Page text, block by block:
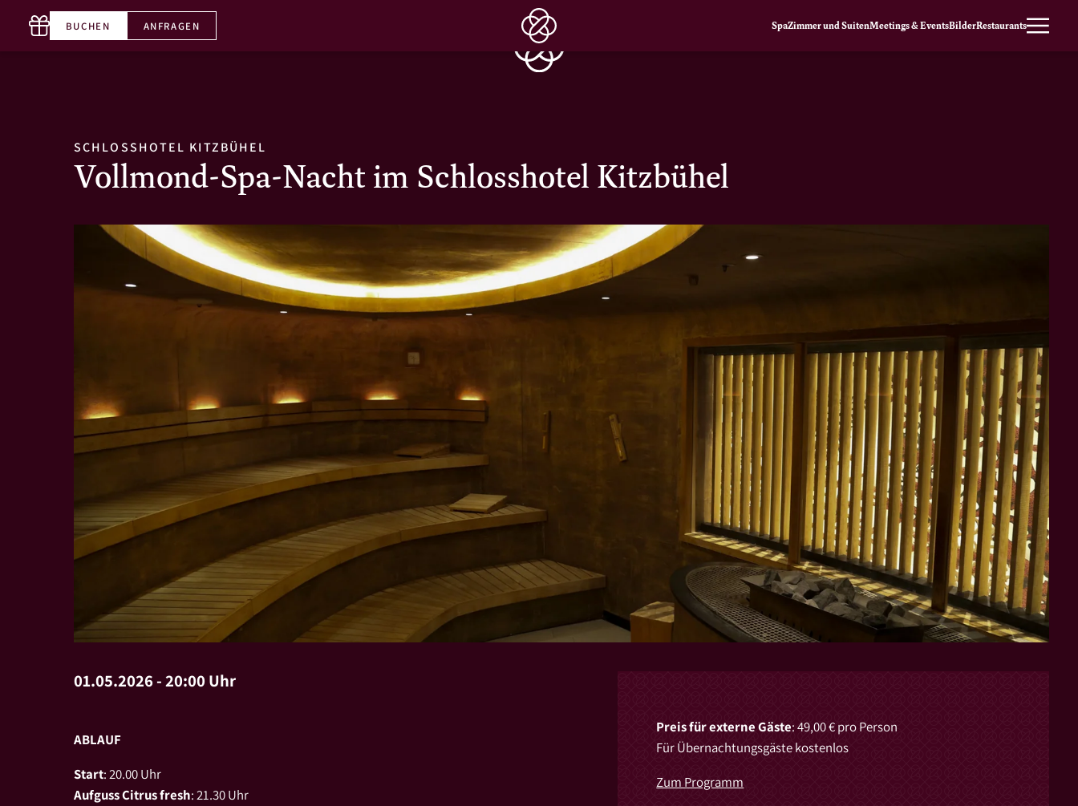
BUCHEN ANFRAGEN SpaZimmer und SuitenMeetings & EventsBilderRestaurants
DE T. +43 5356 65660-0
SCHLOSSHOTEL KITZBÜHEL
Vollmond-Spa-Nacht im Schlosshotel Kitzbühel
01.05.2026 - 20:00 Uhr
ABLAUF
Start: 20.00 Uhr
Aufguss Citrus fresh: 21.30 Uhr
Preis für externe Gäste: 49,00 € pro Person
Für Übernachtungsgäste kostenlos
Zum Programm